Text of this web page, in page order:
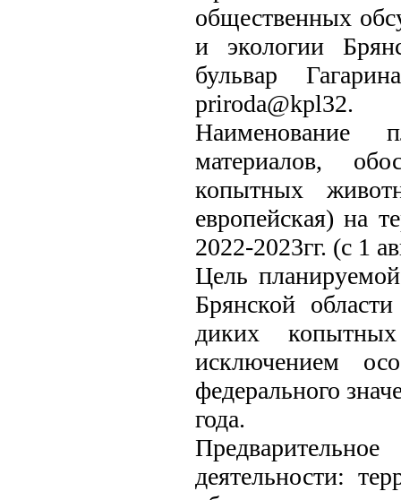
общественных
и экологии
бульвар
priroda@kpl32.
Наименование
материалов,
копытных
европейская) на
2022-2023гг. (с 1
Цель
Брянской
диких
исключением
федерального
года.
деятельности: